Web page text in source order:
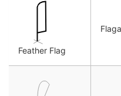
Feather Flag